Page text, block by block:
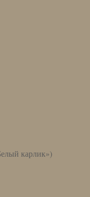
карлик»)